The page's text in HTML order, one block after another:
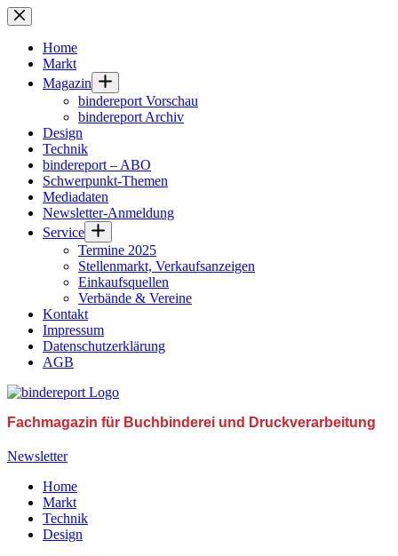
Zum
Inhalt
springenHome
Markt
Magazin
bindereport Vorschau
bindereport Archiv
Design
Technik
bindereport – ABO
Schwerpunkt-Themen
Mediadaten
Newsletter-Anmeldung
Service
Termine 2025
Stellenmarkt, Verkaufsanzeigen
Einkaufsquellen
Verbände & Vereine
Kontakt
Impressum
Datenschutzerklärung
AGB
Fachmagazin für Buchbinderei und Druckverarbeitung
Newsletter
Home
Markt
Technik
Design